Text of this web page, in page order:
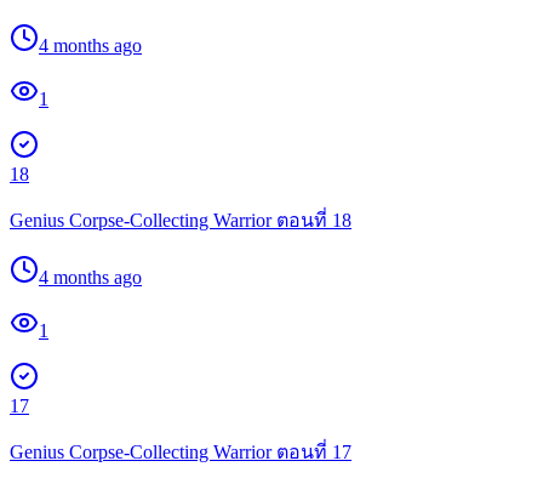
4 months ago
1
18
Genius Corpse-Collecting Warrior ตอนที่ 18
4 months ago
1
17
Genius Corpse-Collecting Warrior ตอนที่ 17